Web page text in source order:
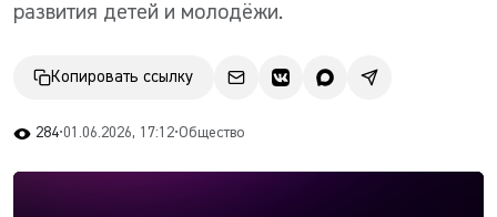
развития детей и молодёжи.
Копировать ссылку
284•01.06.2026, 17:12•Общество